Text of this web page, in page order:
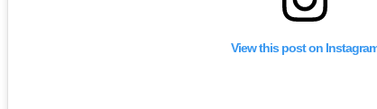
View this post on